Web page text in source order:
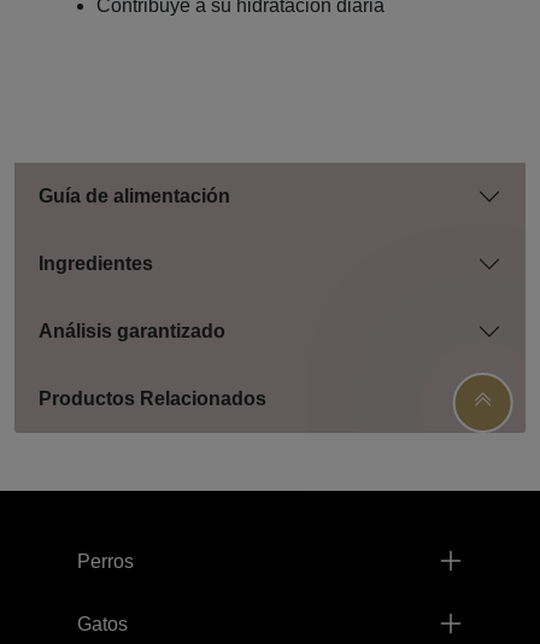
Contribuye a su hidratación diaria
Guía de alimentación
Ingredientes
Análisis garantizado
Productos Relacionados
Perros
Gatos